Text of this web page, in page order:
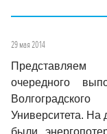
29 мая 2014
очередного
Университета. На
были